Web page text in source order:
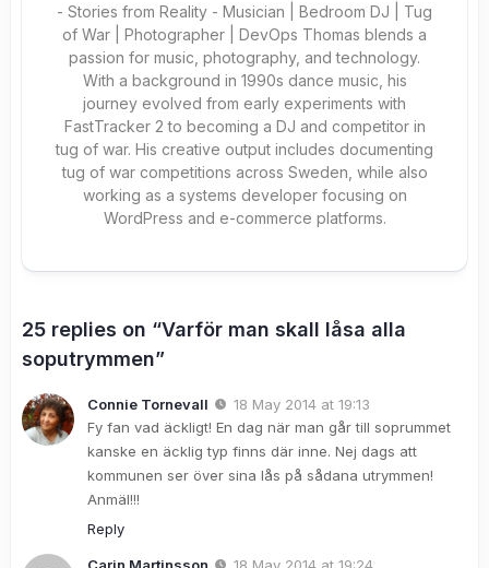
- Stories from Reality - Musician | Bedroom DJ | Tug
of War | Photographer | DevOps Thomas blends a
passion for music, photography, and technology.
With a background in 1990s dance music, his
journey evolved from early experiments with
FastTracker 2 to becoming a DJ and competitor in
tug of war. His creative output includes documenting
tug of war competitions across Sweden, while also
working as a systems developer focusing on
WordPress and e-commerce platforms.
25 replies on “Varför man skall låsa alla
soputrymmen”
Connie Tornevall
18 May 2014 at 19:13
Fy fan vad äckligt! En dag när man går till soprummet
kanske en äcklig typ finns där inne. Nej dags att
kommunen ser över sina lås på sådana utrymmen!
Anmäl!!!
Reply
Carin Martinsson
18 May 2014 at 19:24